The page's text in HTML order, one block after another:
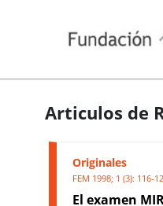
Articulos de
Originales
FEM 1998; 1 (3): 116-
El examen